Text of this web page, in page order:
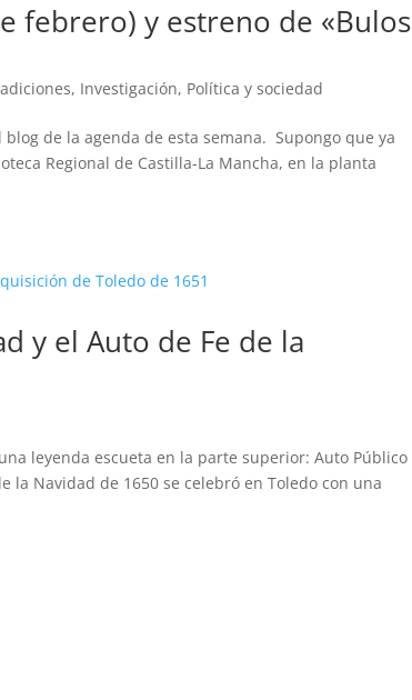
febrero) y estreno de «Bulos
, Investigación, Política y sociedad
de la agenda de esta semana. Supongo que ya
Regional de Castilla-La Mancha, en la planta
y el Auto de Fe de la
leyenda escueta en la parte superior: Auto Público
la Navidad de 1650 se celebró en Toledo con una